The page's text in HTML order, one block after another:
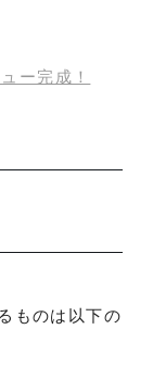
ー完成！
ものは以下の